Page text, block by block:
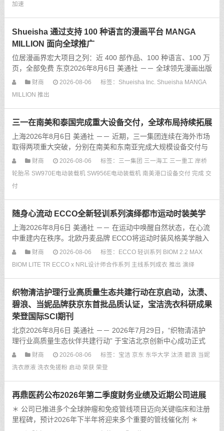
加速
Shueisha 通过支持 100 种语言的漫画平台 MANGA
MILLION 面向全球推广
位居漫画界宏大项目之列：近 400 部作品、100 种语言、100 万
页，全部免费 东京2026年8月6日 美通社 －－ 全球领先漫画出版
商 Shueisha Inc. 推出了全新数字平台 MANGA MILLION。该平
财商 2026-08-06 标签： Shueisha Inc. Shueisha MANGA
MILLION 推出
三一在南美和泰国完成重大设备交付，全球布局持续拓展
上海2026年8月6日 美通社 －－ 近期，三一集团连续在海外市场
取得两项重大突破，分别在南美和东南亚完成大规模设备交付与
签约。三一海工与Hanseatic Global Terminals（HGT）签署采购
财商 2026-08-06 标签： 三一集团 三一海工 三一重工 岸桥
轮胎吊 SW970E电动装载机 SW956E电动装载机 南美港口设备交付 完成 交
付
随身心流动 ECCO全新轻训系列演绎都市运动时装美学
上海2026年8月6日 美通社 －－ 在运动中唤醒自然状态，在心流
中重建内在秩序。北欧丹麦品牌 ECCO将运动时装风格美学融入
日常穿搭，推出适配多元生活场景的轻训系列新品。以“随身心流
财商 2026-08-06 标签： ECCO 轻训系列 BIOM 2.2 MAX
BIOM LITE TR ECCO x NRL设计师合作系列 主线系列成衣 推出 演绎
织物清洁护理行业高质量生态共建行动在京启动，汰渍、
碧浪、当妮品牌获京东首批品质认证，宝洁洗衣科研成果
荣登国际SCI期刊
北京2026年8月6日 美通社 －－ 2026年7月29日，“织物清洁护
理行业高质量生态伙伴共建行动” 于宝洁北京创新中心成功正式
启动，该行动由中国消费品质量安全促进会、京东衣清品类与汰
财商 2026-08-06 标签： 宝洁 京东 东华大学 汰渍 碧浪 当妮
洗衣原液 洗衣免搓粉 启动 荣获 荣登
再鼎医药公布2026年第二季度财务业绩及近期公司进展
＊ 公司已推进多个全球肿瘤和免疫管线项目迈向关键临床和注册
里程碑，预计2026年下半年将迎来多个重要的管线催化剂 ＊